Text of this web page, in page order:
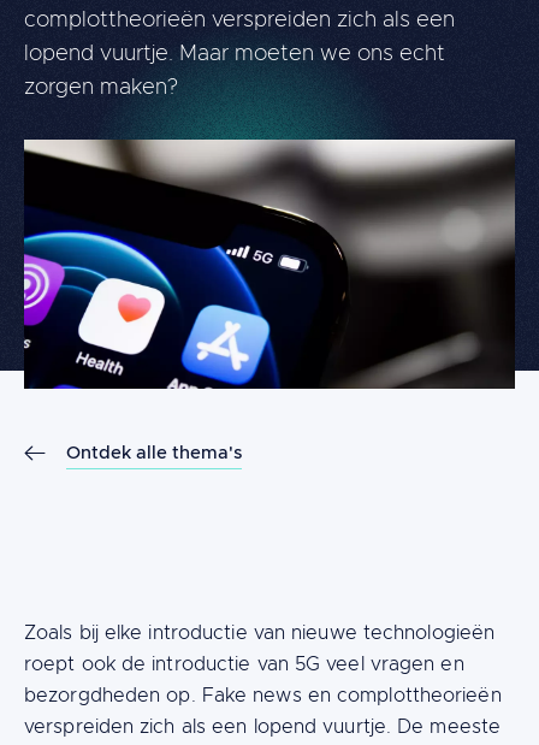
FR NL DE
complottheorieën verspreiden zich als een
lopend vuurtje. Maar moeten we ons echt
zorgen maken?
Ontdek alle thema's
Content
Zoals bij elke introductie van nieuwe technologieën
roept ook de introductie van 5G veel vragen en
bezorgdheden op. Fake news en complottheorieën
verspreiden zich als een lopend vuurtje. De meeste